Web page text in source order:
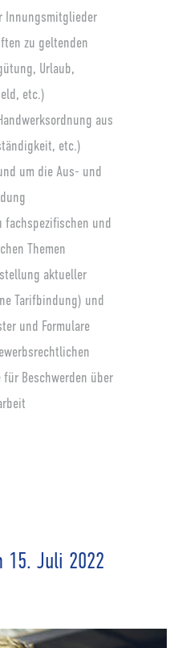
Innungsmitglieder
zu geltenden
Urlaub,
etc.)
aus
etc.)
um die Aus- und
fachspezifischen und
Themen
aktueller
Tarifbindung) und
und Formulare
Beschwerden über
15. Juli 2022